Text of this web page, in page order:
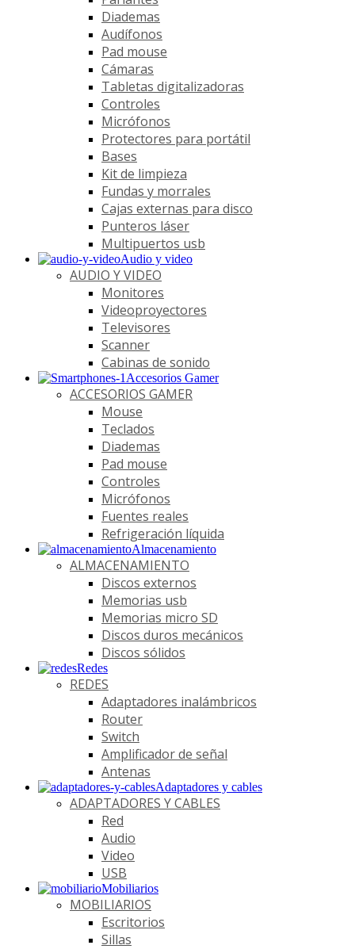
Diademas
Audífonos
Pad mouse
Cámaras
Tabletas digitalizadoras
Controles
Micrófonos
Protectores para portátil
Bases
Kit de limpieza
Fundas y morrales
Cajas externas para disco
Punteros láser
Multipuertos usb
Audio y video
AUDIO Y VIDEO
Monitores
Videoproyectores
Televisores
Scanner
Cabinas de sonido
Accesorios Gamer
ACCESORIOS GAMER
Mouse
Teclados
Diademas
Pad mouse
Controles
Micrófonos
Fuentes reales
Refrigeración líquida
Almacenamiento
ALMACENAMIENTO
Discos externos
Memorias usb
Memorias micro SD
Discos duros mecánicos
Discos sólidos
Redes
REDES
Adaptadores inalámbricos
Router
Switch
Amplificador de señal
Antenas
Adaptadores y cables
ADAPTADORES Y CABLES
Red
Audio
Video
USB
Mobiliarios
MOBILIARIOS
Escritorios
Sillas